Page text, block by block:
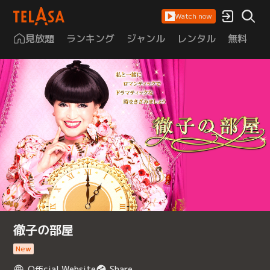
Watch now
見放題 ランキング ジャンル レンタル 無料
徹子の部屋
New